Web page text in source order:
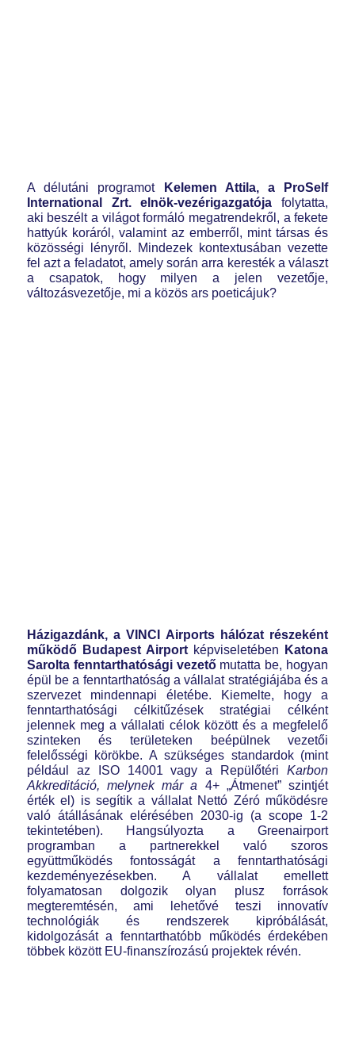
A délutáni programot Kelemen Attila, a ProSelf
International Zrt. elnök-vezérigazgatójafolytatta,
aki beszélt a világot formáló megatrendekről, a fekete
hattyúk koráról, valamint az emberről, mint társas és
közösségi lényről. Mindezek kontextusában vezette
fel azt a feladatot, amely során arra keresték a választ
a csapatok, hogy milyen a jelen vezetője,
változásvezetője, mi a közös ars poeticájuk?
Házigazdánk, a VINCI Airports hálózat részeként
működő Budapest Airport képviseletében
Katona
Sarolta fenntarthatósági vezetőmutatta be, hogyan
épül be a fenntarthatóság a vállalat stratégiájába és a
szervezet mindennapi életébe. Kiemelte, hogy a
fenntarthatósági célkitűzések stratégiai célként
jelennek meg a vállalati célok között és a megfelelő
szinteken és területeken beépülnek vezetői
felelősségi körökbe. A szükséges standardok (mint
például az ISO 14001 vagy a RepülőtériKarbon
Akkreditáció, melynek már a 4+ „Átmenet” szintjét
érték el) is segítik a vállalat Nettó Zéró működésre
való átállásának elérésében 2030-ig (a scope 1-2
tekintetében). Hangsúlyozta a Greenairport
programban a partnerekkel való szoros
együttműködés fontosságát a fenntarthatósági
kezdeményezésekben. A vállalat emellett
folyamatosan dolgozik olyan plusz források
megteremtésén, ami lehetővé teszi innovatív
technológiák és rendszerek kipróbálását,
kidolgozását a fenntarthatóbb működés érdekében
többek között EU-finanszírozású projektek révén.